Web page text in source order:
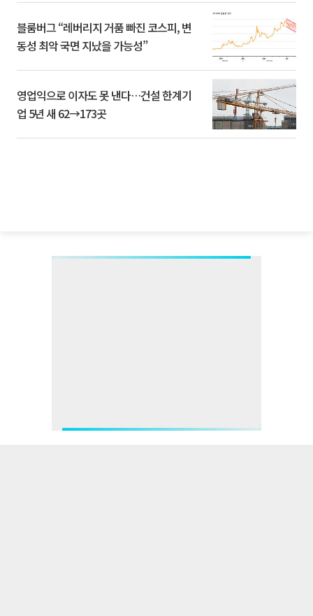
블룸버그 “레버리지 거품 빠진 코스피, 변
동성 최악 국면 지났을 가능성”
영업익으로 이자도 못 낸다…건설 한계기
업 5년 새 62→173곳